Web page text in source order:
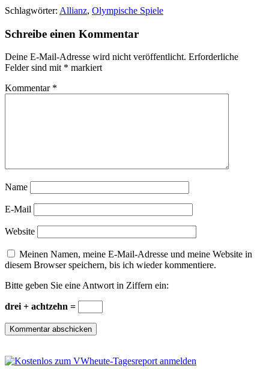
Schlagwörter: Allianz, Olympische Spiele
Schreibe einen Kommentar
Deine E-Mail-Adresse wird nicht veröffentlicht. Erforderliche
Felder sind mit * markiert
Kommentar *
Name
E-Mail
Website
Meinen Namen, meine E-Mail-Adresse und meine Website in
diesem Browser speichern, bis ich wieder kommentiere.
Bitte geben Sie eine Antwort in Ziffern ein:
drei + achtzehn =